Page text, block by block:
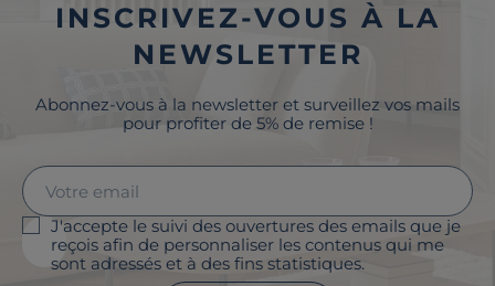
INSCRIVEZ-VOUS À LA
NEWSLETTER
Abonnez-vous à la newsletter et surveillez vos mails
pour profiter de 5% de remise !
J'accepte le suivi des ouvertures des emails que je
reçois afin de personnaliser les contenus qui me
sont adressés et à des fins statistiques.